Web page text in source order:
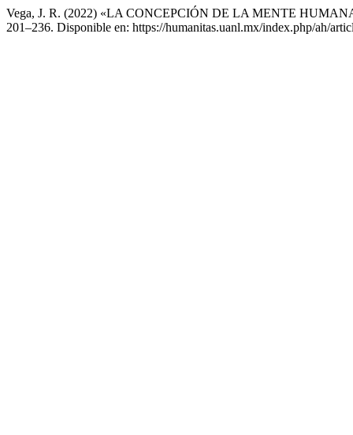
Vega, J. R. (2022) «LA CONCEPCIÓN DE LA MENTE
201–236. Disponible en: https://humanitas.uanl.mx/index.php/ah/